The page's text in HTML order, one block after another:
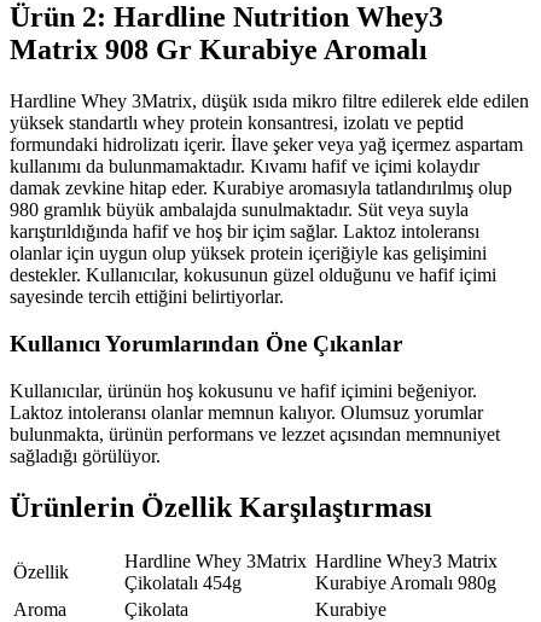
Ürün 2: Hardline Nutrition Whey3
Matrix 908 Gr Kurabiye Aromalı
Hardline Whey 3Matrix, düşük ısıda mikro filtre edilerek elde edilen
yüksek standartlı whey protein konsantresi, izolatı ve peptid
formundaki hidrolizatı içerir. İlave şeker veya yağ içermez aspartam
kullanımı da bulunmamaktadır. Kıvamı hafif ve içimi kolaydır
damak zevkine hitap eder. Kurabiye aromasıyla tatlandırılmış olup
980 gramlık büyük ambalajda sunulmaktadır. Süt veya suyla
karıştırıldığında hafif ve hoş bir içim sağlar. Laktoz intoleransı
olanlar için uygun olup yüksek protein içeriğiyle kas gelişimini
destekler. Kullanıcılar, kokusunun güzel olduğunu ve hafif içimi
sayesinde tercih ettiğini belirtiyorlar.
Kullanıcı Yorumlarından Öne Çıkanlar
Kullanıcılar, ürünün hoş kokusunu ve hafif içimini beğeniyor.
Laktoz intoleransı olanlar memnun kalıyor. Olumsuz yorumlar
bulunmakta, ürünün performans ve lezzet açısından memnuniyet
sağladığı görülüyor.
Ürünlerin Özellik Karşılaştırması
Özellik
Hardline Whey 3Matrix
Çikolatalı 454g
Hardline Whey3 Matrix
Kurabiye Aromalı 980g
Aroma
Çikolata
Kurabiye